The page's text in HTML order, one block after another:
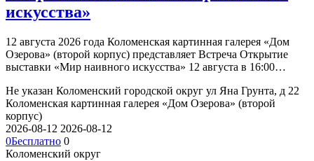
искусства»
12 августа 2026 года Коломенская картинная галерея «Дом
Озерова» (второй корпус) представляет Встреча Открытие
выставки «Мир наивного искусства» 12 августа в 16:00…
Не указан Коломенский городской округ ул Яна Грунта, д 22
Коломенская картинная галерея «Дом Озерова» (второй
корпус)
2026-08-12 2026-08-12
0Бесплатно 0
Коломенский округ